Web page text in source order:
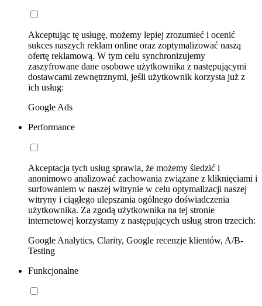
Akceptując tę usługę, możemy lepiej zrozumieć i ocenić
sukces naszych reklam online oraz zoptymalizować naszą
ofertę reklamową. W tym celu synchronizujemy
zaszyfrowane dane osobowe użytkownika z następującymi
dostawcami zewnętrznymi, jeśli użytkownik korzysta już z
ich usług:
Google Ads
Performance
Akceptacja tych usług sprawia, że możemy śledzić i
anonimowo analizować zachowania związane z kliknięciami i
surfowaniem w naszej witrynie w celu optymalizacji naszej
witryny i ciągłego ulepszania ogólnego doświadczenia
użytkownika. Za zgodą użytkownika na tej stronie
internetowej korzystamy z następujących usług stron trzecich:
Google Analytics, Clarity, Google recenzje klientów, A/B-
Testing
Funkcjonalne